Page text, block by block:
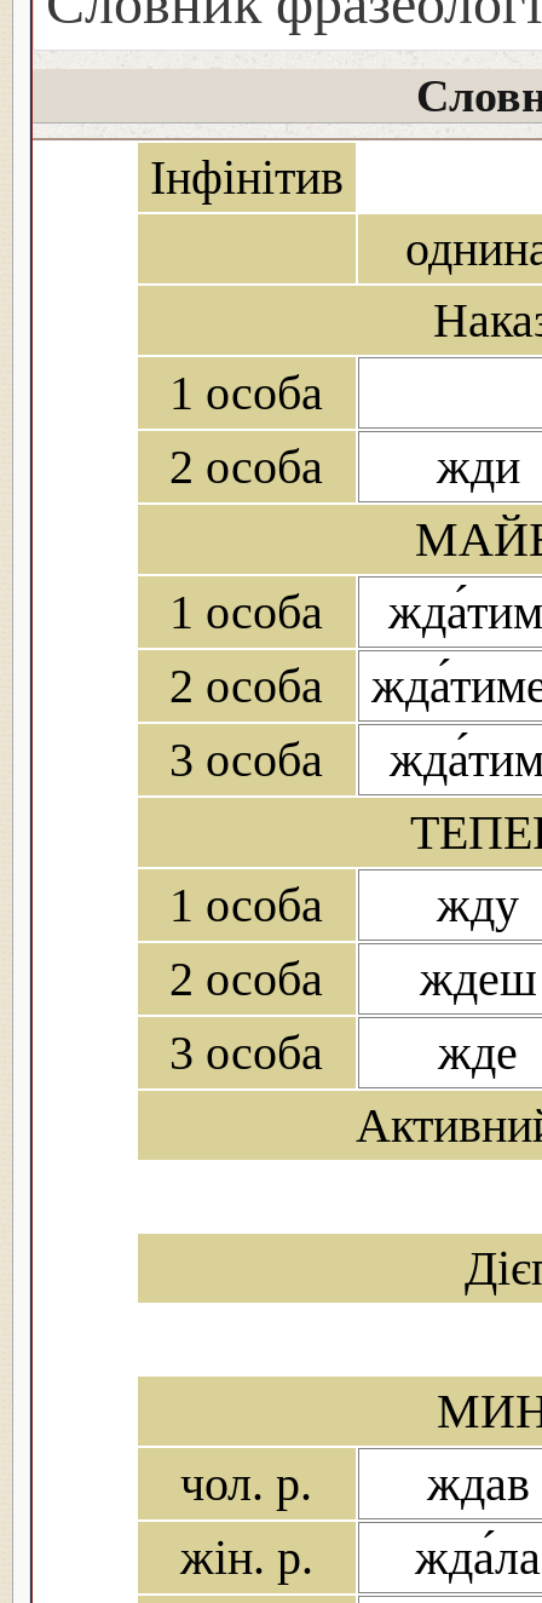
Інфінітив
1 особа
2 особа
жди
1 особа
2 особа
3 особа
1 особа
жду
2 особа
ждеш
3 особа
жде
чол. р.
ждав
жін. р.
жда́ла